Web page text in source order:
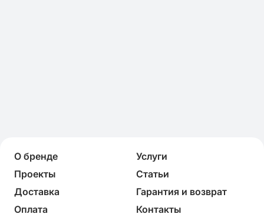
О бренде
Услуги
Проекты
Статьи
Доставка
Гарантия и возврат
Оплата
Контакты